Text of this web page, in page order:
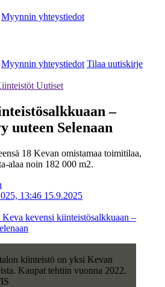
Myynnin yhteystiedot
Myynnin yhteystiedot Tilaa uutiskirje
Uutiset
–
Selenaan
18 Kevan omistamaa toimitilaa,
alaa noin 182 000 m2.
13:46 15.9.2025
kevensi kiinteistösalkkuaan –
kiinteistö on yksi Kevan
Kaupat tehtiin vuonna 2022.